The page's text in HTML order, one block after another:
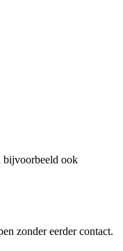
bijvoorbeeld ook
zonder eerder contact.